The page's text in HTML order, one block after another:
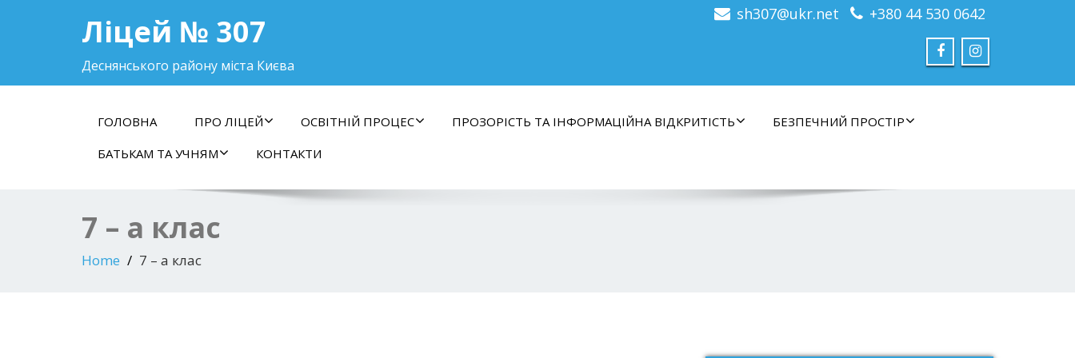
Ліцей № 307
Деснянського району міста Києва
sh307@ukr.net +380 44 530 0642
ГОЛОВНА ПРО ЛІЦЕЙ ОСВІТНІЙ ПРОЦЕС ПРОЗОРІСТЬ ТА ІНФОРМАЦІЙНА ВІДКРИТІСТЬ
БЕЗПЕЧНИЙ ПРОСТІР
БАТЬКАМ ТА УЧНЯМ
КОНТАКТИ
7 – а клас
Home 7 – а клас